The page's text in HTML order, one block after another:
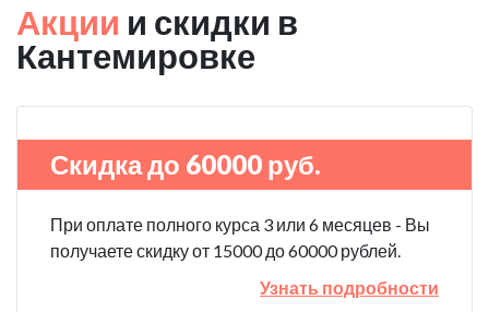
Акции и скидки в
Кантемировке
Скидка до 60000 руб.
При оплате полного курса 3 или 6 месяцев - Вы
получаете скидку от 15000 до 60000 рублей.
Узнать подробности